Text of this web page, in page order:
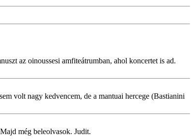
az oinoussesi amfiteátrumban, ahol koncertet is ad.
volt nagy kedvencem, de a mantuai hercege (Bastianini
még beleolvasok. Judit.